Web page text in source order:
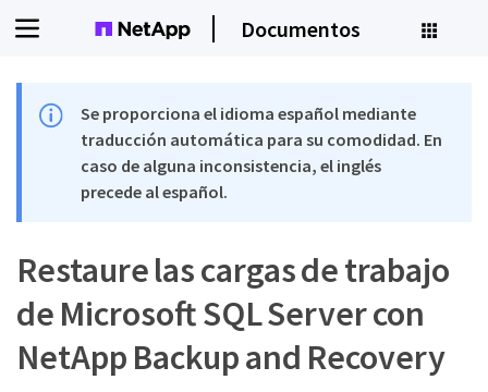
Documentos
Se proporciona el idioma español mediante
traducción automática para su comodidad. En
caso de alguna inconsistencia, el inglés
precede al español.
Restaure las cargas de trabajo
de Microsoft SQL Server con
NetApp Backup and Recovery